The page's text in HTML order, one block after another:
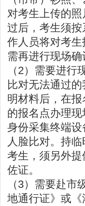
对考生上传的
过后，考生须
作人员将对考
需再进行现场确
（2）需要进
比对无法通过
明材料后，在
的报名点办理
身份采集终端
人脸比对。持
考生，须另外
佐证。
（3）需要赴
地通行证》或